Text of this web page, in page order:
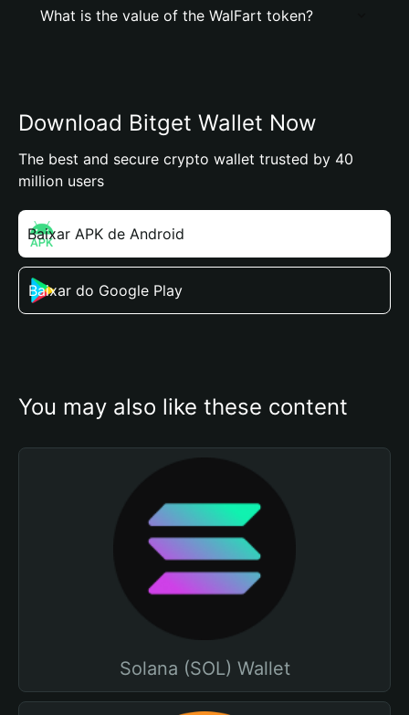
What is the value of the WalFart token?
Download Bitget Wallet Now
The best and secure crypto wallet trusted by 40
million users
Baixar APK de Android
Baixar do Google Play
You may also like these content
Solana (SOL) Wallet